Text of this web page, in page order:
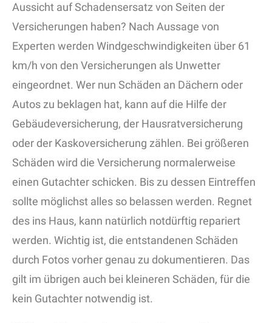
Aussicht auf Schadensersatz von Seiten der
Versicherungen haben? Nach Aussage von
Experten werden Windgeschwindigkeiten über 61
km/h von den Versicherungen als Unwetter
eingeordnet. Wer nun Schäden an Dächern oder
Autos zu beklagen hat, kann auf die Hilfe der
Gebäudeversicherung, der Hausratversicherung
oder der Kaskoversicherung zählen. Bei größeren
Schäden wird die Versicherung normalerweise
einen Gutachter schicken. Bis zu dessen Eintreffen
sollte möglichst alles so belassen werden. Regnet
des ins Haus, kann natürlich notdürftig repariert
werden. Wichtig ist, die entstandenen Schäden
durch Fotos vorher genau zu dokumentieren. Das
gilt im übrigen auch bei kleineren Schäden, für die
kein Gutachter notwendig ist.